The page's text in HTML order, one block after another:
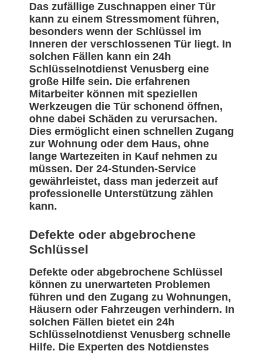
Das zufällige Zuschnappen einer Tür
kann zu einem Stressmoment führen,
besonders wenn der Schlüssel im
Inneren der verschlossenen Tür liegt. In
solchen Fällen kann ein 24h
Schlüsselnotdienst Venusberg eine
große Hilfe sein. Die erfahrenen
Mitarbeiter können mit speziellen
Werkzeugen die Tür schonend öffnen,
ohne dabei Schäden zu verursachen.
Dies ermöglicht einen schnellen Zugang
zur Wohnung oder dem Haus, ohne
lange Wartezeiten in Kauf nehmen zu
müssen. Der 24-Stunden-Service
gewährleistet, dass man jederzeit auf
professionelle Unterstützung zählen
kann.
Defekte oder abgebrochene
Schlüssel
Defekte oder abgebrochene Schlüssel
können zu unerwarteten Problemen
führen und den Zugang zu Wohnungen,
Häusern oder Fahrzeugen verhindern. In
solchen Fällen bietet ein 24h
Schlüsselnotdienst Venusberg schnelle
Hilfe. Die Experten des Notdienstes